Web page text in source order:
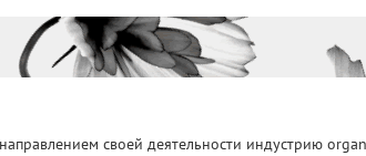
своей деятельности индустрию